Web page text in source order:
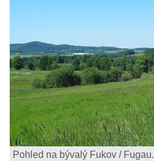
Pohled na bývalý Fukov / Fugau.